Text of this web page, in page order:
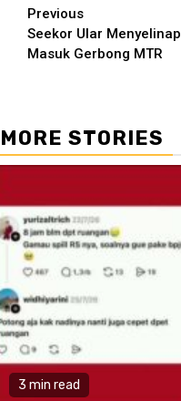
Continue
Reading
Previous
Seekor Ular Menyelinap
Masuk Gerbong MTR
MORE STORIES
3 min read